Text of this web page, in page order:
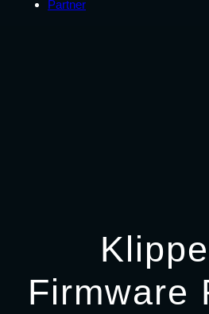
Partner
Firmware